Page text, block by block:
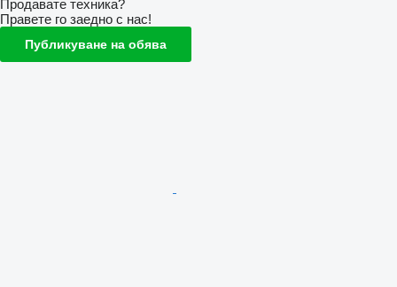
Продавате техника?
Правете го заедно с нас!
Публикуване на обява